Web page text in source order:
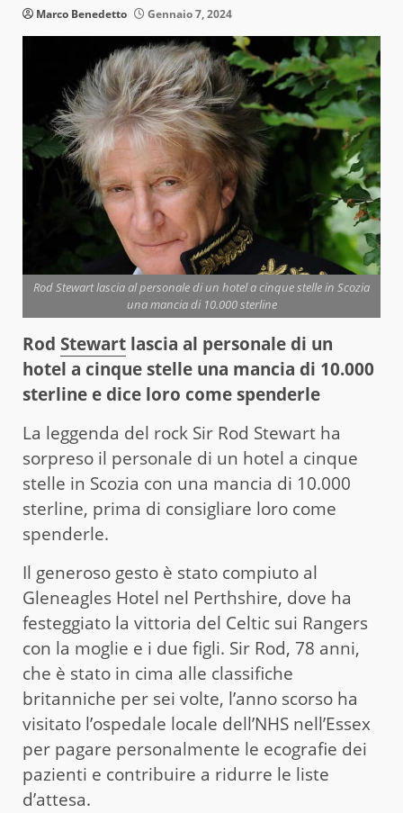
Marco Benedetto Gennaio 7, 2024
Rod Stewart lascia al personale di un hotel a cinque stelle in Scozia
una mancia di 10.000 sterline
Rod Stewart lascia al personale di un
hotel a cinque stelle una mancia di 10.000
sterline e dice loro come spenderle
La leggenda del rock Sir Rod Stewart ha
sorpreso il personale di un hotel a cinque
stelle in Scozia con una mancia di 10.000
sterline, prima di consigliare loro come
spenderle.
Il generoso gesto è stato compiuto al
Gleneagles Hotel nel Perthshire, dove ha
festeggiato la vittoria del Celtic sui Rangers
con la moglie e i due figli. Sir Rod, 78 anni,
che è stato in cima alle classifiche
britanniche per sei volte, l’anno scorso ha
visitato l’ospedale locale dell’NHS nell’Essex
per pagare personalmente le ecografie dei
pazienti e contribuire a ridurre le liste
d’attesa.